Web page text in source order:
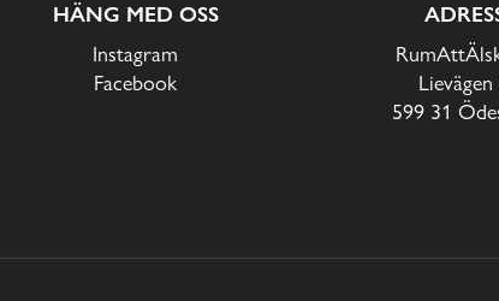
HÄNG MED OSS
Instagram
Facebook
Lievägen
599 31